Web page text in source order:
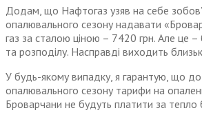
Додам, що Нафтогаз узяв на себе
опалювального сезону надавати
газ за сталою ціною – 7420 грн. Але це –
та розподілу. Насправді виходить
У будь-якому випадку, я гарантую, що до
опалювального сезону тарифи на
Броварчани не будуть платити за тепло